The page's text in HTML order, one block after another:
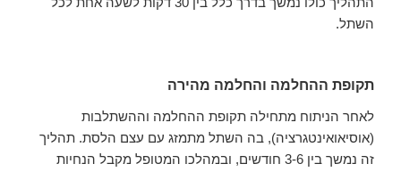
השתל.
תקופת ההחלמה והחלמה מהירה
לאחר הניתוח מתחילה תקופת ההחלמה וההשתלבות
(אוסיאואינטגרציה), בה השתל מתמזג עם עצם הלסת. תהליך
זה נמשך בין 3-6 חודשים, ובמהלכו המטופל מקבל הנחיות